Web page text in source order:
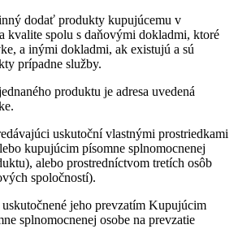
dodať produkty kupujúcemu v
kvalite spolu s daňovými dokladmi, ktoré
a inými dokladmi, ak existujú a sú
prípadne služby.
produktu je adresa uvedená
uskutoční vlastnými prostriedkami
kupujúcim písomne splnomocnenej
alebo prostredníctvom tretích osôb
spoločností).
jeho prevzatím Kupujúcim
splnomocnenej osobe na prevzatie